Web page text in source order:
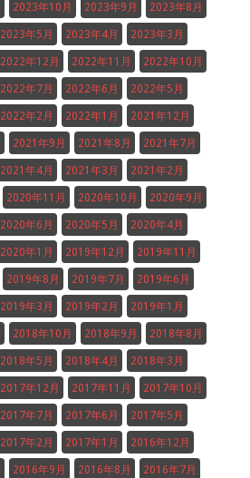
2023年10月 2023年9月 2023年8月
2023年5月 2023年4月 2023年3月
2022年12月 2022年11月 2022年10月
2022年7月 2022年6月 2022年5月
2022年2月 2022年1月 2021年12月
2021年9月 2021年8月 2021年7月
2021年4月 2021年3月 2021年2月
2020年11月 2020年10月 2020年9月
2020年6月 2020年5月 2020年4月
2020年1月 2019年12月 2019年11月
2019年8月 2019年7月 2019年6月
2019年3月 2019年2月 2019年1月
2018年10月 2018年9月 2018年8月
2018年5月 2018年4月 2018年3月
2017年12月 2017年11月 2017年10月
2017年7月 2017年6月 2017年5月
2017年2月 2017年1月 2016年12月
2016年9月 2016年8月 2016年7月